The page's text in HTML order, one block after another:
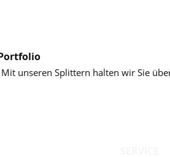
unseren Splittern halten wir Sie